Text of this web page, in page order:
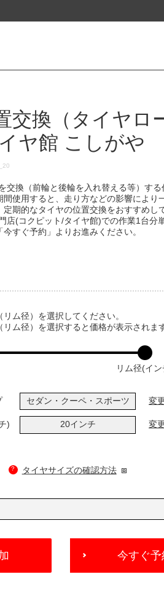
交換（タイヤロ
ヤ館 こしがや
交換（前輪と後輪を入れ替える等）する
使用すると、走り方などの影響により
期的なタイヤの位置交換をおすすめし
店(コクピット/タイヤ館)での作業1台分
すぐ予約」よりお進みください。
ム径）を選択してください。
ム径）を選択すると価格が表示されま
リム径(イン
セダン・クーペ・スポーツ 変
) 20インチ 変
? タイヤサイズの確認方法
今すぐ予